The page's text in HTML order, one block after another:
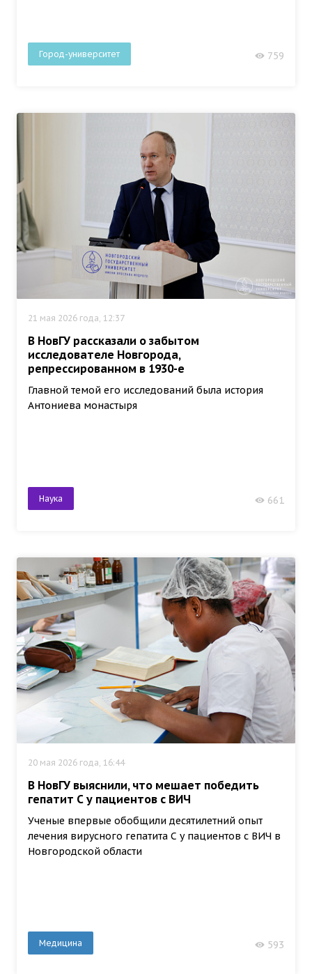
Город-университет 759
21 мая 2026 года, 12:37
В НовГУ рассказали о забытом
исследователе Новгорода,
репрессированном в 1930-е
Главной темой его исследований была история
Антониева монастыря
Наука 661
20 мая 2026 года, 16:44
В НовГУ выяснили, что мешает победить
гепатит С у пациентов с ВИЧ
Ученые впервые обобщили десятилетний опыт
лечения вирусного гепатита С у пациентов с ВИЧ в
Новгородской области
Медицина 593